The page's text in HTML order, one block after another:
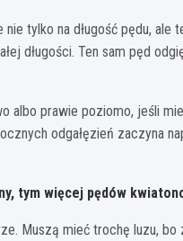
tylko na długość pędu, ale
długości. Ten sam pęd
albo prawie poziomo, jeśli
odgałęzień zaczyna
tym więcej pędów
Muszą mieć trochę luzu,